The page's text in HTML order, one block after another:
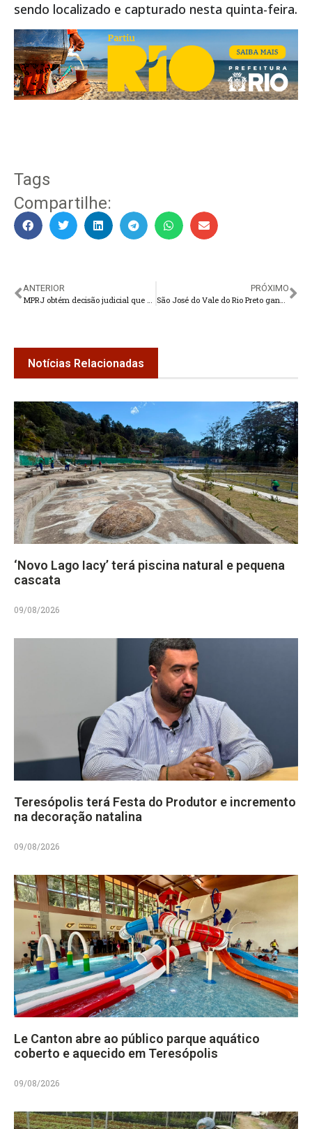
sendo localizado e capturado nesta quinta-feira.
Tags
Compartilhe:
ANTERIOR
MPRJ obtém decisão judicial que bloqueia bens e aplica multa a gestores de Cabo Frio
PRÓXIMO
São José do Vale do Rio Preto ganha novo acesso
Notícias Relacionadas
‘Novo Lago Iacy’ terá piscina natural e pequena
cascata
09/08/2026
Teresópolis terá Festa do Produtor e incremento
na decoração natalina
09/08/2026
Le Canton abre ao público parque aquático
coberto e aquecido em Teresópolis
09/08/2026